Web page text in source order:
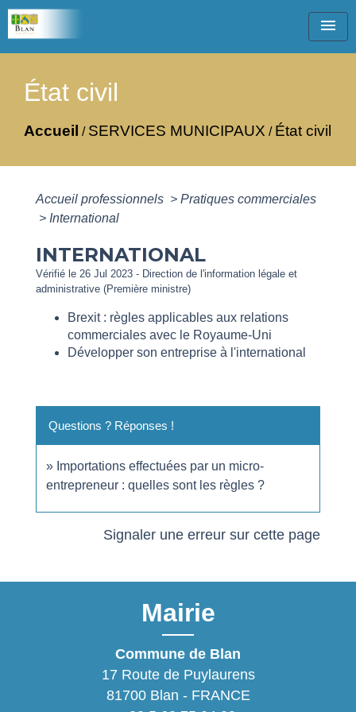
menu
État civil
Accueil / SERVICES MUNICIPAUX / État civil
Accueil professionnels > Pratiques commerciales
> International
INTERNATIONAL
Vérifié le 26 Jul 2023 - Direction de l'information légale et
administrative (Première ministre)
Brexit : règles applicables aux relations
commerciales avec le Royaume-Uni
Développer son entreprise à l'international
Questions ? Réponses !
Importations effectuées par un micro-
entrepreneur : quelles sont les règles ?
Signaler une erreur sur cette page
Mairie
Commune de Blan
17 Route de Puylaurens
81700 Blan - FRANCE